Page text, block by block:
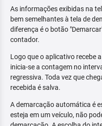
As informações exibidas na
bem semelhantes à tela de
diferença é o botão
contador.
Logo que o aplicativo recebe
inicia-se a contagem no
regressiva. Toda vez que
recebida é salva.
A demarcação automática é
esteja em um veículo, não